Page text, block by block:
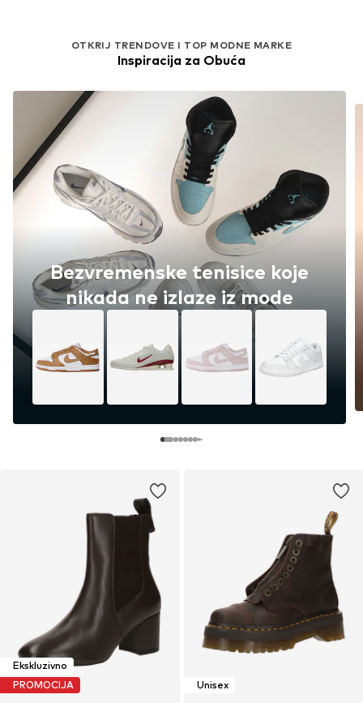
Ekskluzivno
PROMOCIJA
OTKRIJ TRENDOVE I TOP MODNE MARKE
Inspiracija za Obuća
Bezvremenske tenisice koje
nikada ne izlaze iz mode
Unisex